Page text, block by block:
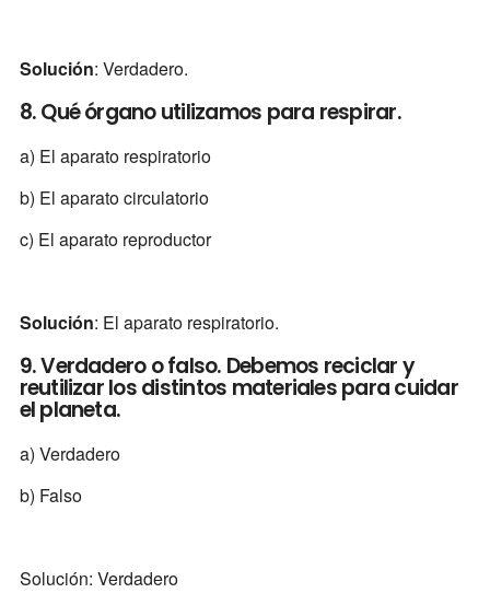
Solución: Verdadero.
8. Qué órgano utilizamos para respirar.
a) El aparato respiratorio
b) El aparato circulatorio
c) El aparato reproductor
Solución: El aparato respiratorio.
9. Verdadero o falso. Debemos reciclar y
reutilizar los distintos materiales para cuidar
el planeta.
a) Verdadero
b) Falso
Solución: Verdadero